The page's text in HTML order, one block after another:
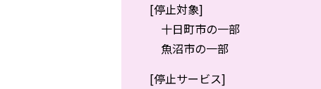
[停止対象]
十日町市の一部
魚沼市の一部
[停止サービス]